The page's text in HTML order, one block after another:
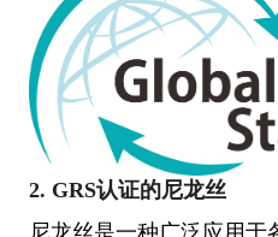
2. GRS认证的尼龙丝
尼龙丝是一种广泛应用于